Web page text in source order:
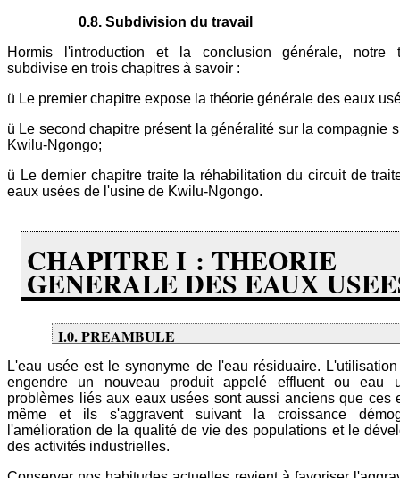
0.8. Subdivision du travail
Hormis l'introduction et la conclusion générale, notre
subdivise en trois chapitres à savoir :
ü Le premier chapitre expose la théorie générale des eaux
ü Le second chapitre présent la généralité sur la compagnie
Kwilu-Ngongo;
ü Le dernier chapitre traite la réhabilitation du circuit de
eaux usées de l'usine de Kwilu-Ngongo.
CHAPITRE I : THEORIE
GENERALE DES EAUX
I.0. PREAMBULE
L'eau usée est le synonyme de l'eau résiduaire.
engendre un nouveau produit appelé effluent ou eau
problèmes liés aux eaux usées sont aussi anciens que ces
même et ils s'aggravent suivant la croissance
l'amélioration de la qualité de vie des populations et le
des activités industrielles.